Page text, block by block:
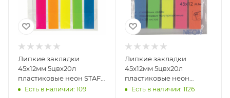
Липкие закладки
45х12мм 5цвх20л
пластиковые неон STAFF
129355
Есть в наличии: 109
Липкие закладки
45х12мм 5цвх20л
пластиковые неон
стрелки Attomex 2011700
Есть в наличии: 1126